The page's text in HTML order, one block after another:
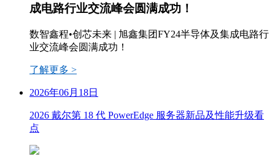
成电路行业交流峰会圆满成功！
数智鑫程•创芯未来 | 旭鑫集团FY24半导体及集成电路行
业交流峰会圆满成功！
了解更多 >
2026年06月18日
2026 戴尔第 18 代 PowerEdge 服务器新品及性能升级看
点